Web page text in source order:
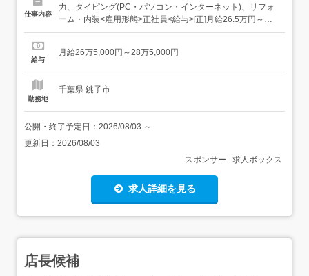
仕事内容
力、タイピング(PC・パソコン・インターネット)、リフォ
ーム・内装<雇用形態>正社員<給与>[正]月給26.5万円～
28.5万円交通費:全額支給 試用期間3ヶ月(雇用形態は本採用
月目(給与が異なる)2～3ヵ月目東京1ヵ月目:月給23.9万円
給与
月給26万5,000円～28万5,000円
勤務地
千葉県 銚子市
公開・終了予定日： 2026/08/03 ～
更新日： 2026/08/03
スポンサー : 求人ボックス
求人詳細を見る
店長候補